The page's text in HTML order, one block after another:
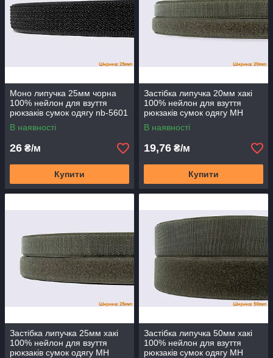
Моно липучка 25мм чорна
100% нейлон для взуття
рюкзаків сумок одягу nb-5601
В наявності
26 ₴/м
Купити
Застібка липучка 20мм хакі
100% нейлон для взуття
рюкзаків сумок одягу MH
В наявності
19,76 ₴/м
Купити
Застібка липучка 25мм хакі
100% нейлон для взуття
рюкзаків сумок одягу MH
Застібка липучка 50мм хакі
100% нейлон для взуття
рюкзаків сумок одягу MH